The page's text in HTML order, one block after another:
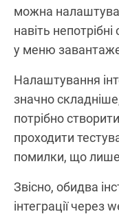
можна
навіть
у меню
Налаштування
значно
потрібно
проходити
помилки, що
Звісно, обидва
інтеграції через